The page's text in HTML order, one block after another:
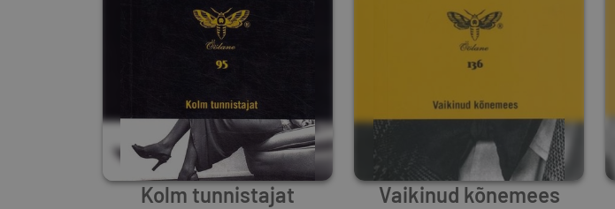
Kolm tunnistajat Vaikinud kõnemees